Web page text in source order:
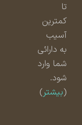
کمترین
آسیب
به دارائی
شما وارد
شود.
بیشتر)